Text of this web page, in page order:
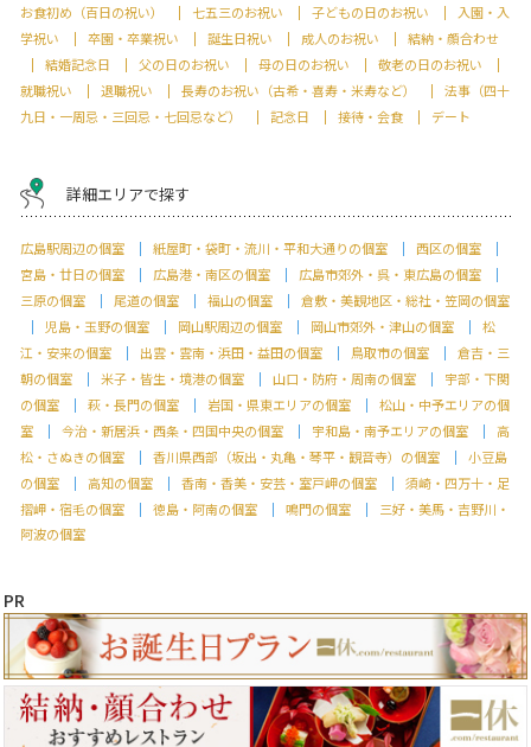
お食初め（百日の祝い） 七五三のお祝い 子どもの日のお祝い
入園・入
学祝い
卒園・卒業祝い 誕生日祝い 成人のお祝い
結納・顔合わせ
結婚記念日
父の日のお祝い 母の日のお祝い
敬老の日のお祝い
就職祝い
退職祝い 長寿のお祝い（古希・喜寿・米寿など）
法事（四十
九日・一周忌・三回忌・七回忌など）
記念日 接待・会食 デート
詳細エリアで探す
広島駅周辺の個室 紙屋町・袋町・流川・平和大通りの個室
西区の個室
宮島・廿日の個室
広島港・南区の個室
広島市郊外・呉・東広島の個室
三原の個室
尾道の個室 福山の個室
倉敷・美観地区・総社・笠岡の個室
児島・玉野の個室
岡山駅周辺の個室 岡山市郊外・津山の個室
松
江・安来の個室
出雲・雲南・浜田・益田の個室 鳥取市の個室
倉吉・三
朝の個室
米子・皆生・境港の個室 山口・防府・周南の個室
宇部・下関
の個室
萩・長門の個室 岩国・県東エリアの個室
松山・中予エリアの個
室
今治・新居浜・西条・四国中央の個室 宇和島・南予エリアの個室
高
松・さぬきの個室
香川県西部（坂出・丸亀・琴平・観音寺）の個室
小豆島
の個室
高知の個室 香南・香美・安芸・室戸岬の個室
須崎・四万十・足
摺岬・宿毛の個室
徳島・阿南の個室 鳴門の個室
三好・美馬・吉野川・
阿波の個室
PR